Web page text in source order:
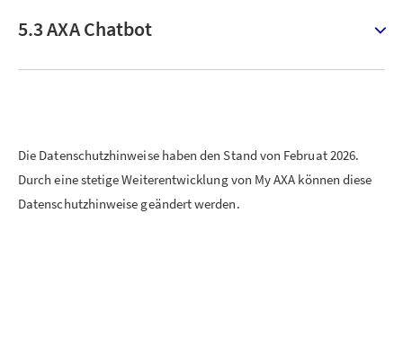
5.3 AXA Chatbot
Die Datenschutzhinweise haben den Stand von Februat 2026.
Durch eine stetige Weiterentwicklung von My AXA können diese
Datenschutzhinweise geändert werden.